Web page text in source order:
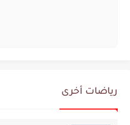
رياضات أخرى